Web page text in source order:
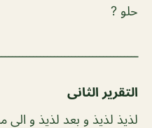
حلو ?
التقرير الثانى
لذيذ لذيذ و بعد لذيذ و الى